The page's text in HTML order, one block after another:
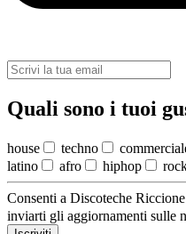
Quali sono i tuoi
house techno
latino
afro hiphop
Consenti a Discoteche
inviarti gli aggiornamenti sulle